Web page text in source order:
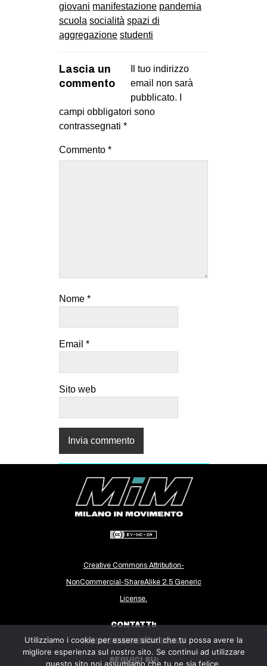
ms
SEARCH
giovani manifestazione pandemia
scuola socialità spazi di
aggregazione studenti
Lascia un
commento
Il tuo indirizzo
email non sarà
pubblicato.
campi obbligatori sono
contrassegnati *
Commento *
Nome *
Email *
Sito web
Creative Commons Attribution-
NonCommercial-ShareAlike 2.5 Generic
License.
CONTATTI:
milanoinmovimento@gmail.com
SEGUICI SU:
Utilizziamo i cookie per essere sicuri che tu possa avere la
migliore esperienza sul nostro sito. Se continui ad utilizzare
questo sito noi assumiamo che tu ne sia felice.